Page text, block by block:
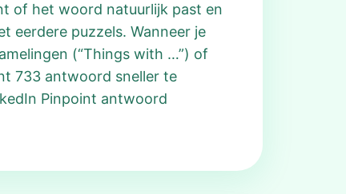
of het woord natuurlijk past en
eerdere puzzels. Wanneer je
(“Things with …”) of
733 antwoord sneller te
Pinpoint antwoord